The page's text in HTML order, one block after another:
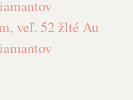
veľ. 52 žlté Au